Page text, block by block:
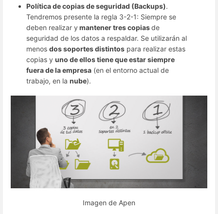
Política de copias de seguridad (Backups).
Tendremos presente la regla 3-2-1: Siempre se
deben realizar y mantener tres copiasde
seguridad de los datos a respaldar. Se utilizarán al
menos dos soportes distintos para realizar estas
copias y uno de ellos tiene que estar siempre
fuera de la empresa (en el entorno actual de
trabajo, en la nube).
Imagen de Apen